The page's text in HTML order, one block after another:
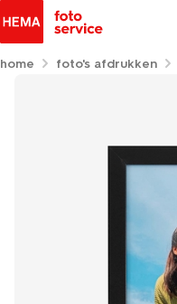
home foto's afdrukken